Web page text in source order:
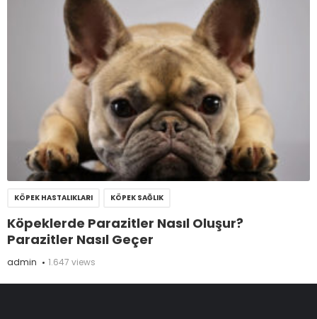
KÖPEK HASTALIKLARI KÖPEK SAĞLIK
Köpeklerde Parazitler Nasıl Oluşur?
Parazitler Nasıl Geçer
admin 1.647 views